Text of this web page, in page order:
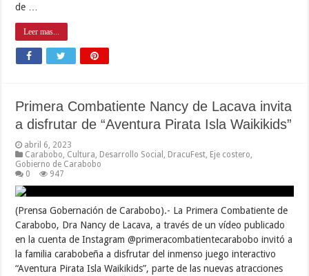
de …
Leer mas...
Primera Combatiente Nancy de Lacava invita
a disfrutar de “Aventura Pirata Isla Waikikids”
abril 6, 2023
Carabobo Cultura Desarrollo Social DracuFest Eje costero
Gobierno de Carabobo
0
947
(Prensa Gobernación de Carabobo).- La Primera Combatiente de
Carabobo, Dra Nancy de Lacava, a través de un vídeo publicado
en la cuenta de Instagram @primeracombatientecarabobo invitó a
la familia carabobeña a disfrutar del inmenso juego interactivo
“Aventura Pirata Isla Waikikids”, parte de las nuevas atracciones